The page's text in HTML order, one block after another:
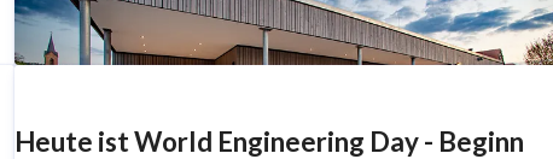
Heute ist World Engineering Day - Beginn